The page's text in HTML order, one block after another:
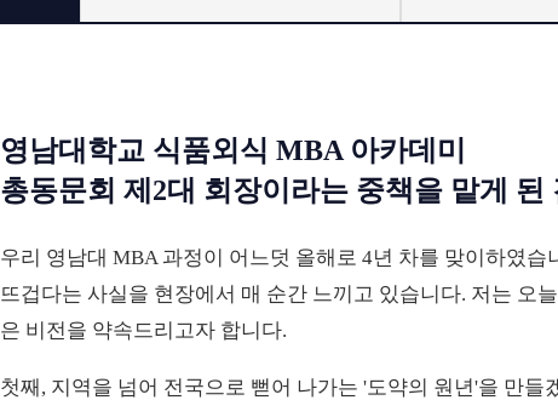
영남대학교 식품외식 MBA 아카데미
총동문회 제2대 회장이라는 중책을 맡게 된
우리 영남대 MBA 과정이 어느덧 올해로 4년 차를 맞이하였
뜨겁다는 사실을 현장에서 매 순간 느끼고 있습니다. 저는 오
은 비전을 약속드리고자 합니다.
첫째, 지역을 넘어 전국으로 뻗어 나가는 '도약의 원년'을 만